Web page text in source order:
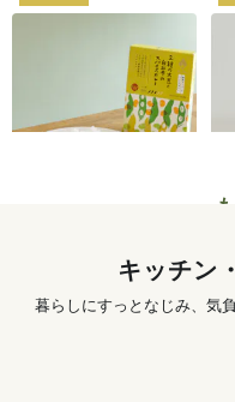
坂ノ途中オリジナル
2種の大豆と白みその
スパイスカレー 180g
620円〜
キッチン
暮らしにすっとなじみ、気